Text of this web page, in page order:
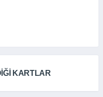
KARTLAR